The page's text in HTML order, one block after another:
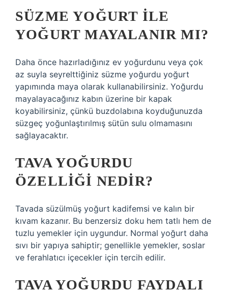
SÜZME YOĞURT ILE
YOĞURT MAYALANIR MI?
Daha önce hazırladığınız ev yoğurdunu veya çok
az suyla seyrelttiğiniz süzme yoğurdu yoğurt
yapımında maya olarak kullanabilirsiniz. Yoğurdu
mayalayacağınız kabın üzerine bir kapak
koyabilirsiniz, çünkü buzdolabına koyduğunuzda
süzgeç yoğunlaştırılmış sütün sulu olmamasını
sağlayacaktır.
TAVA YOĞURDU
ÖZELLIĞI NEDIR?
Tavada süzülmüş yoğurt kadifemsi ve kalın bir
kıvam kazanır. Bu benzersiz doku hem tatlı hem de
tuzlu yemekler için uygundur. Normal yoğurt daha
sıvı bir yapıya sahiptir; genellikle yemekler, soslar
ve ferahlatıcı içecekler için tercih edilir.
TAVA YOĞURDU FAYDALI